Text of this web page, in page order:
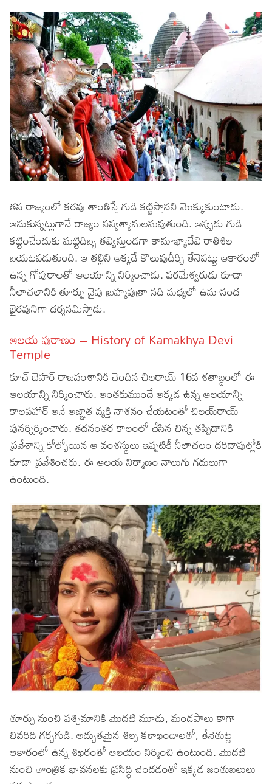
తన రాజ్యంలో కరవు శాంతిస్తే గుడి కట్టిస్తానని మొక్కుకుంటాడు.
అనుకున్నట్లుగానే రాజ్యం సస్యశ్యామలమవుతుంది. అప్పుడు గుడి
కట్టించేందుకు మట్టిదిబ్బ తవ్విస్తుండగా కామాఖ్యాదేవి రాతిశిల
బయటపడుతుంది. ఆ తల్లిని అక్కడే కొలువుదీర్చి తేనెపట్టు ఆకారంలో
ఉన్న గోపురాలతో ఆలయాన్ని నిర్మించాడు. పరమేశ్వరుడు కూడా
నీలాచలానికి తూర్పు వైపు బ్రహ్మపుత్రా నది మధ్యలో ఉమానంద
భైరవునిగా దర్శనమిస్తాడు.
ఆలయ పురాణం – History of Kamakhya Devi
Temple
కూచ్‌ బెహర్‌ రాజవంశానికి చెందిన చిలరాయ్‌ 16వ శతాబ్దంలో ఈ
ఆలయాన్ని నిర్మించారు. అంతకుముందే అక్కడ ఉన్న ఆలయాన్ని
కాలపహార్‌ అనే అజ్ఞాత వ్యక్తి నాశనం చేయటంతో చిలయ్‌రాయ్‌
పునర్నిర్మించారు. తదనంతర కాలంలో చేసిన చిన్న తప్పిదానికి
ప్రవేశాన్ని కోల్పోయిన ఆ వంశస్థులు ఇప్పటికీ నీలాచలం దరిదాపుల్లోకి
కూడా ప్రవేశించరు. ఈ ఆలయ నిర్మాణం నాలుగు గదులుగా
ఉంటుంది.
తూర్పు నుంచి పశ్చిమానికి మొదటి మూడు, మండపాలు కాగా
చివరిది గర్భగుడి. అద్భుతమైన శిల్ప కళాఖండాలతో, తేనెతుట్ట
ఆకారంలో ఉన్న శిఖరంతో ఆలయం నిర్మించి ఉంటుంది. మొదటి
నుంచి తాంత్రిక భావనలకు ప్రసిద్ధి చెందడంతో ఇక్కడ జంతుబలులు